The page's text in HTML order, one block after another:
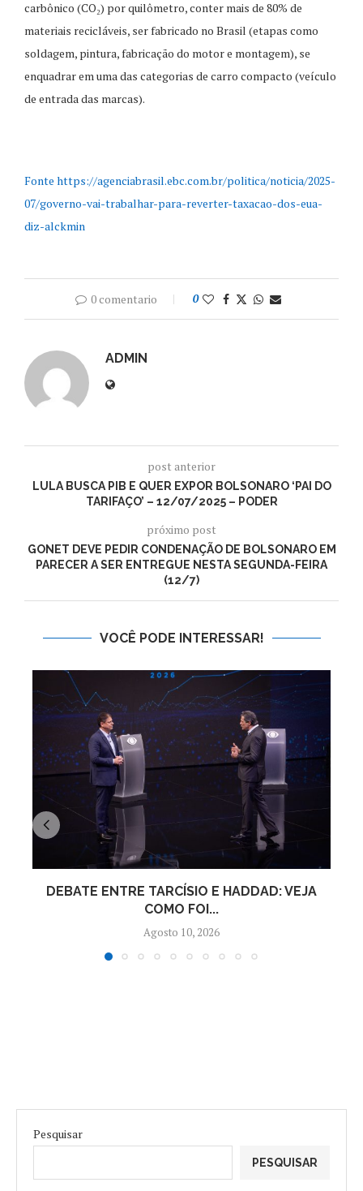
carbônico (CO₂) por quilômetro, conter mais de 80% de
materiais recicláveis, ser fabricado no Brasil (etapas como
soldagem, pintura, fabricação do motor e montagem), se
enquadrar em uma das categorias de carro compacto (veículo
de entrada das marcas).
Fonte https://agenciabrasil.ebc.com.br/politica/noticia/2025-
07/governo-vai-trabalhar-para-reverter-taxacao-dos-eua-
diz-alckmin
0 comentario 0
ADMIN
post anterior
LULA BUSCA PIB E QUER EXPOR BOLSONARO ‘PAI DO
TARIFAÇO’ – 12/07/2025 – PODER
próximo post
GONET DEVE PEDIR CONDENAÇÃO DE BOLSONARO EM
PARECER A SER ENTREGUE NESTA SEGUNDA-FEIRA
(12/7)
VOCÊ PODE INTERESSAR!
DEBATE ENTRE TARCÍSIO E HADDAD: VEJA
COMO FOI...
Agosto 10, 2026
Pesquisar
PESQUISAR